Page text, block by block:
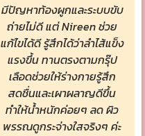
มีปัญหาท้องผูกและระบบขับ
ถ่ายไม่ดี แต่ Nireen ช่วย
แก้ไขได้ดี รู้สึกได้ว่าลำไส้แข็ง
แรงขึ้น ทานตรงตามกรุ๊ป
เลือดช่วยให้ร่างกายรู้สึก
สดชื่นและเผาผลาญดีขึ้น
ทำให้น้ำหนักค่อยๆ ลด ผิว
พรรณดูกระจ่างใสจริงๆ ค่ะ